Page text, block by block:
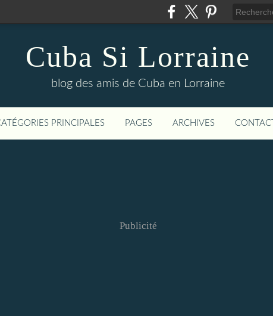
Cuba Si Lorraine
blog des amis de Cuba en Lorraine
PRINCIPALES PAGES ARCHIVES CONTACT
Publicité